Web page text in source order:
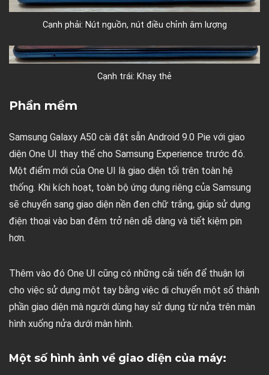
Cạnh phải: Nút nguồn, nút điều chỉnh âm lượng
Cạnh trái: Khay thẻ
Phần mềm
Samsung Galaxy A50 cài đặt sẵn Android 9.0 Pie với giao
diện One UI thay thế cho Samsung Experience trước đó.
Một điểm mới của One UI là giao diện tối trên toàn hệ
thống. Khi kích hoạt, toàn bộ ứng dụng riêng của Samsung
sẽ chuyển sang giao diện nền đen chữ trắng, giúp sử dụng
điện thoại vào ban đêm trở nên dễ dàng và tiết kiệm pin
hơn.
Thêm vào đó One UI cũng có những cải tiến để thuận lợi
cho việc sử dụng một tay bằng việc di chuyển một số thành
phần giao diện mà người dùng hay sử dụng từ nửa trên màn
hình xuống nửa dưới màn hình.
Một số hình ảnh về giao diện của máy: